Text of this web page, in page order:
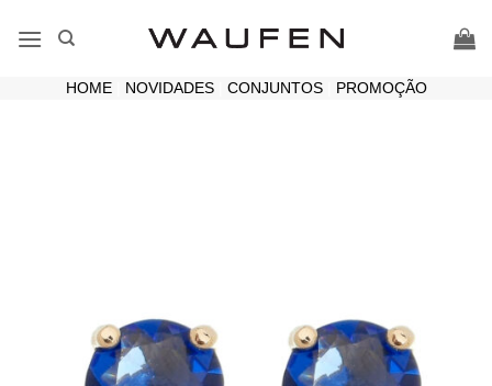
HOME| NOVIDADES| CONJUNTOS| PROMOÇÃO